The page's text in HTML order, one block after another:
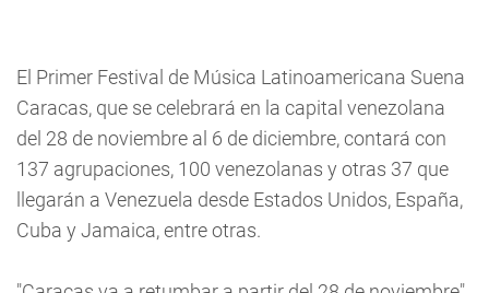
El Primer Festival de Música Latinoamericana Suena
Caracas, que se celebrará en la capital venezolana
del 28 de noviembre al 6 de diciembre, contará con
137 agrupaciones, 100 venezolanas y otras 37 que
llegarán a Venezuela desde Estados Unidos, España,
Cuba y Jamaica, entre otras.